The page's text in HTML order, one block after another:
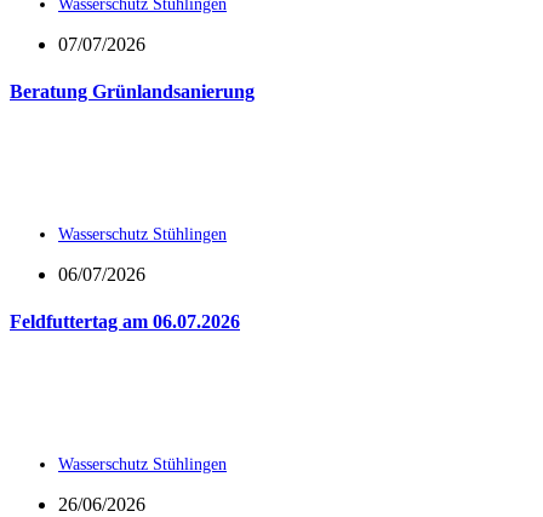
Wasserschutz Stühlingen
07/07/2026
Beratung Grünlandsanierung
Wasserschutz Stühlingen
06/07/2026
Feldfuttertag am 06.07.2026
Wasserschutz Stühlingen
26/06/2026